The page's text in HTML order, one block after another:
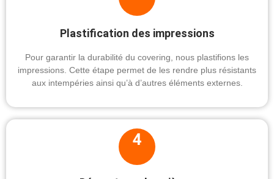
Plastification des impressions
Pour garantir la durabilité du covering, nous plastifions les
impressions. Cette étape permet de les rendre plus résistants
aux intempéries ainsi qu’à d’autres éléments externes.
4